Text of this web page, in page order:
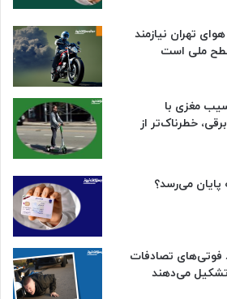
تهران نیازمند
ملی است
مغزی با
خطرناک‌تر از
پایان می‌رسد؟
کرد: ۵۶ درصد فوتی‌های تصادفات
تشکیل می‌دهند